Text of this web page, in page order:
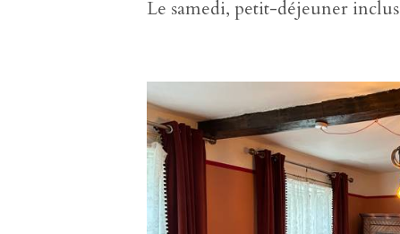
Le samedi, petit-déjeuner inclus